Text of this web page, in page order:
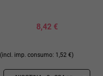
8,42 €
(incl. imp. consumo: 1,52 €)